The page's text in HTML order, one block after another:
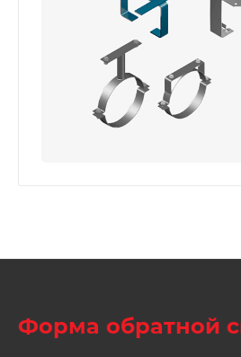
Форма обратной